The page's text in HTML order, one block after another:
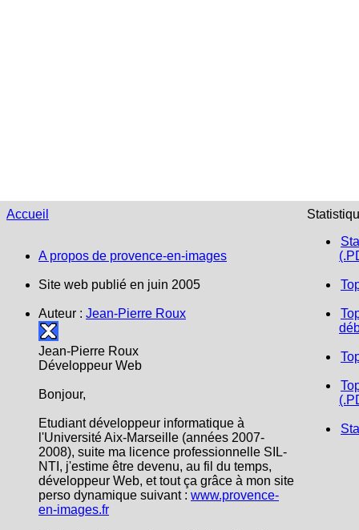
Accueil
A propos de provence-en-images
Site web publié en juin 2005
Auteur : Jean-Pierre Roux
Jean-Pierre Roux
Développeur Web
Bonjour,
Etudiant développeur informatique à
l'Université Aix-Marseille (années 2007-
2008), suite ma licence professionnelle SIL-
NTI, j'estime être devenu, au fil du temps,
développeur Web, et tout ça grâce à mon site
perso dynamique suivant : www.provence-
en-images.fr